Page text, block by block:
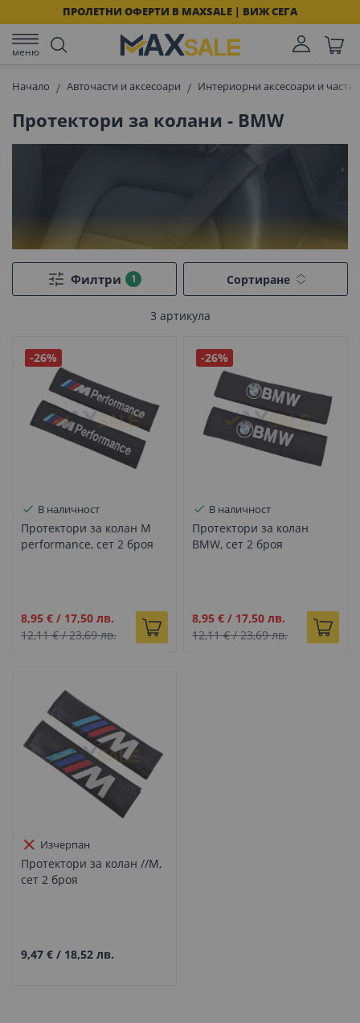
ПРОЛЕТНИ ОФЕРТИ В MAXSALE | ВИЖ СЕГА
меню
Начало Авточасти и аксесоари Интериорни аксесоари и части
Протектори за колани - BMW
Филтри
3 артикула
Сортиране
-26%
В наличност
Протектори за колан M
performance, сет 2 броя
Промо
цена
8,95 € / 17,50 лв.
12,11 €/23,69 лв.
-26%
В наличност
Протектори за колан
BMW, сет 2 броя
Промо
цена
8,95 € / 17,50 лв.
12,11 €/23,69 лв.
Изчерпан
Протектори за колан //M,
сет 2 броя
9,47 € / 18,52 лв.